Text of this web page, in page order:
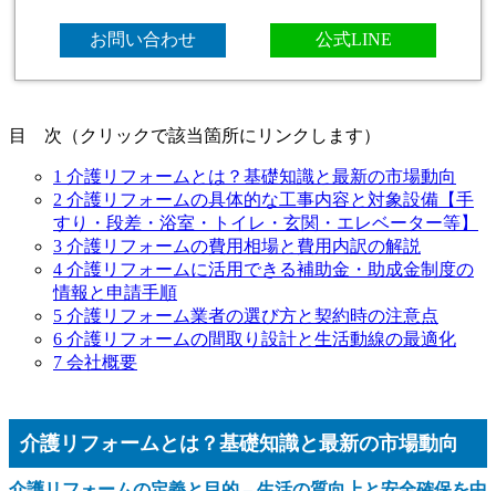
お問い合わせ 公式LINE
目 次（クリックで該当箇所にリンクします）
1 介護リフォームとは？基礎知識と最新の市場動向
2 介護リフォームの具体的な工事内容と対象設備【手
すり・段差・浴室・トイレ・玄関・エレベーター等】
3 介護リフォームの費用相場と費用内訳の解説
4 介護リフォームに活用できる補助金・助成金制度の
情報と申請手順
5 介護リフォーム業者の選び方と契約時の注意点
6 介護リフォームの間取り設計と生活動線の最適化
7 会社概要
介護リフォームとは？基礎知識と最新の市場動向